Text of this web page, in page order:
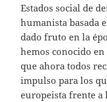
Estados social de
humanista basada
dado fruto en la
hemos conocido
que ahora todos
impulso para los
europeista frente a